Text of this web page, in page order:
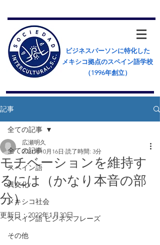
ビジネスパーソンに特化した
メキシコ拠点のスペイン語学校
（​1996年創立）
記事
全ての記事
スペイン語
異文化
メキシコ社会
スペイン語 ビジネスフレーズ
その他
全ての記事
モチベーションを維持す
るには（かなり本音の部
分）
広瀬明久
2021年10月16日 読了時間: 3分
更新日：2022年1月30日